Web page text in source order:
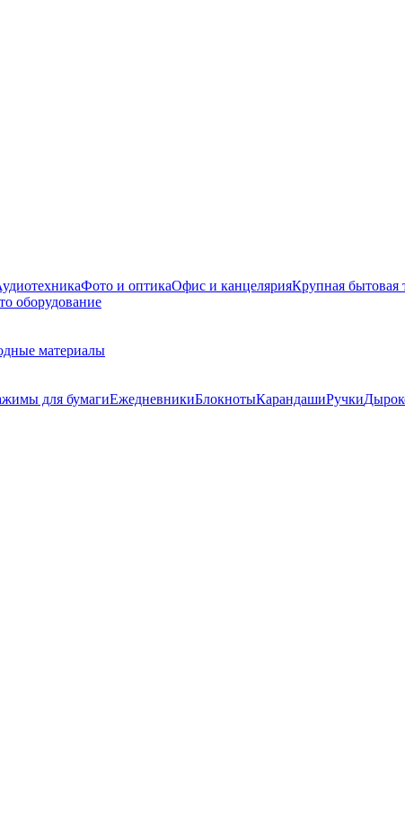
Фото и оптикаОфис и канцелярияКрупная бытовая
оборудование
материалы
для бумагиЕжедневникиБлокнотыКарандашиРучки